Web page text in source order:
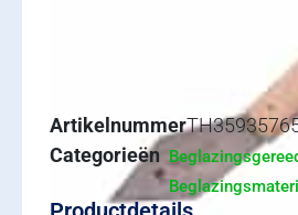
Artikelnummer
Categorieën